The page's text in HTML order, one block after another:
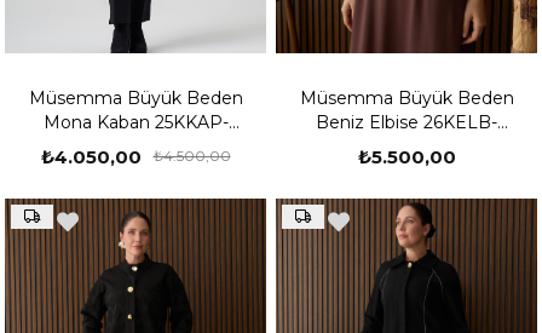
Müsemma Büyük Beden
Mona Kaban 25KKAP-
MUS0008
₺4.050,00 ₺4.500,00
Müsemma Büyük Beden
Beniz Elbise 26KELB-
MUS0005
₺5.500,00